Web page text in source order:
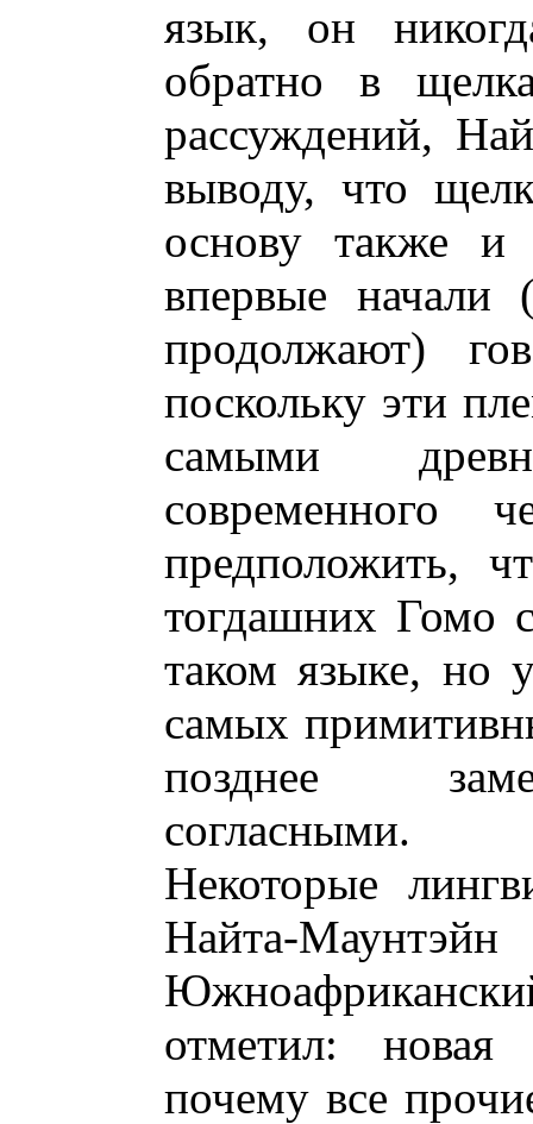
язык, он
обратно в
рассуждений,
выводу, что
основу также и
впервые
продолжают)
поскольку эти
самыми
современного
предположить,
тогдашних Гомо
таком языке, но
самых
позднее
согласными.
Некоторые
Найта-
отметил: новая
почему все